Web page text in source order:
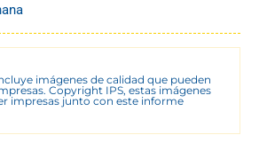
imágenes de calidad que pueden
Copyright IPS, estas imágenes
impresas junto con este informe